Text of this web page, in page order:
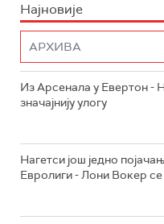
Најновије
Из Арсенала у Евертон -
значајнију улогу
Нагетси још једно
Евролиги - Лони Вокер